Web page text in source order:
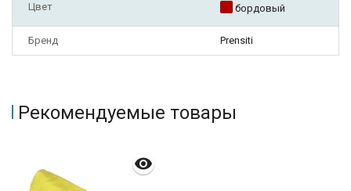
Цвет бордовый
Бренд Prensiti
Рекомендуемые товары